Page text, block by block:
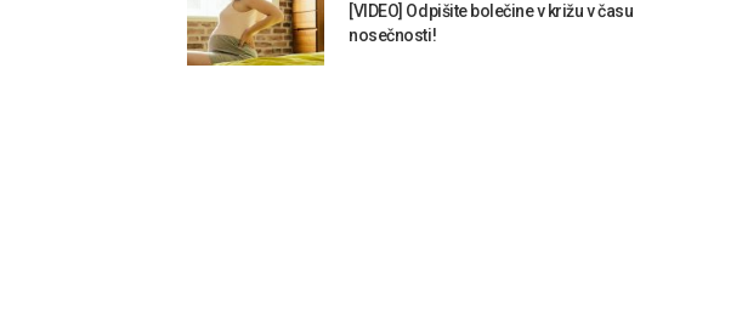
[VIDEO] Odpišite bolečine v križu v času
nosečnosti!